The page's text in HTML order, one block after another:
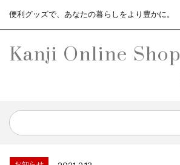
便利グッズで、あなたの暮らしをより豊かに。
Kanji Online Shop
シックハウス対策エコファ...
お知らせ
2021.4.13